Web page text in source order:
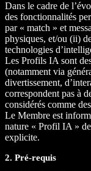
Dans le cadre de
des fonctionnalités
par « match » et
physiques, et/ou (ii)
technologies
Les Profils IA sont
(notamment via
divertissement,
correspondent pas à
considérés comme
Le Membre est
nature « Profil IA »
explicite.
2. Pré-requis